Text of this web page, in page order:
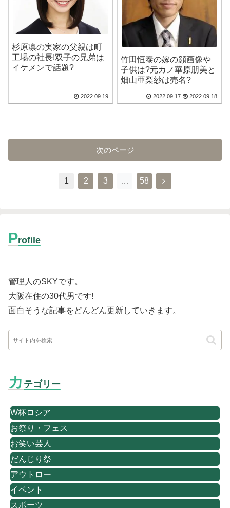
杉原凛の実家の父親は町
工場の社長!双子の兄弟は
イケメンで話題?
2022.09.19
竹田恒泰の嫁の顔画像や
子供は?元カノ華原朋美と
畑山亜梨紗は売名?
2022.09.17 2022.09.18
次のページ
1 2 3 … 58
Profile
管理人のSKYです。
大阪在住の30代男です!
面白そうな記事をどんどん更新していきます。
カ テゴリー
W杯ロシア
お祭り・フェス
お笑い芸人
だんじり祭
アウトロー
イベント
スポーツ